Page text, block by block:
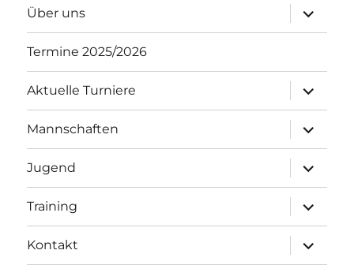
Über uns
öffnen
Termine 2025/2026
Aktuelle Turniere
öffnen
Mannschaften
öffnen
Jugend
öffnen
Training
öffnen
Kontakt
öffnen